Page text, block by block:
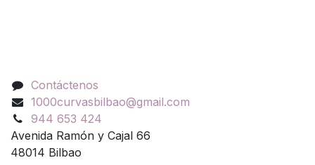
Contáctenos
1000curvasbilbao@gmail.com
944 653 424
Avenida Ramón y Cajal 66
48014 Bilbao